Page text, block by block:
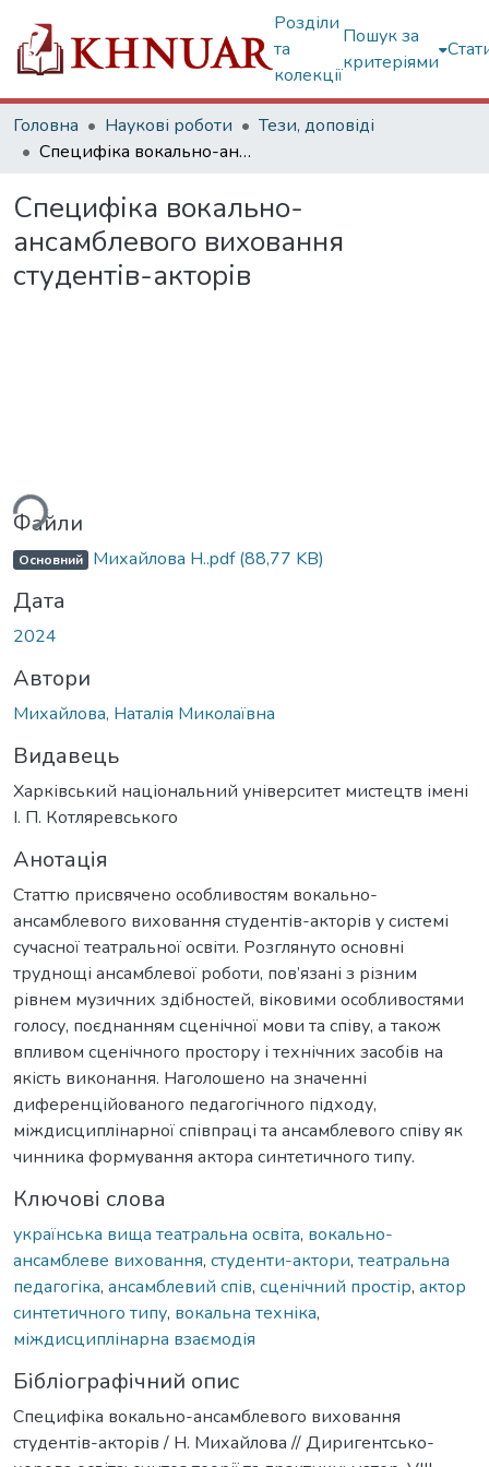
Розділи
та
колекції
Пошук за
критеріями
Головна Наукові роботи
Тези, доповіді
Специфіка вокально-ансамблевого виховання студентів-акторів
Специфіка вокально-
ансамблевого виховання
студентів-акторів
Файли
Основний Михайлова Н..pdf(88,77 KB)
Дата
2024
Автори
Михайлова, Наталія Миколаївна
Видавець
Харківський національний університет мистецтв імені
І. П. Котляревського
Анотація
Статтю присвячено особливостям вокально-
ансамблевого виховання студентів-акторів у системі
сучасної театральної освіти. Розглянуто основні
труднощі ансамблевої роботи, пов’язані з різним
рівнем музичних здібностей, віковими особливостями
голосу, поєднанням сценічної мови та співу, а також
впливом сценічного простору і технічних засобів на
якість виконання. Наголошено на значенні
диференційованого педагогічного підходу,
міждисциплінарної співпраці та ансамблевого співу як
чинника формування актора синтетичного типу.
Ключові слова
українська вища театральна освіта, вокально-
ансамблеве виховання, студенти-актори, театральна
педагогіка, ансамблевий спів, сценічний простір, актор
синтетичного типу, вокальна техніка,
міждисциплінарна взаємодія
Бібліографічний опис
Специфіка вокально-ансамблевого виховання
студентів-акторів / Н. Михайлова // Диригентсько-